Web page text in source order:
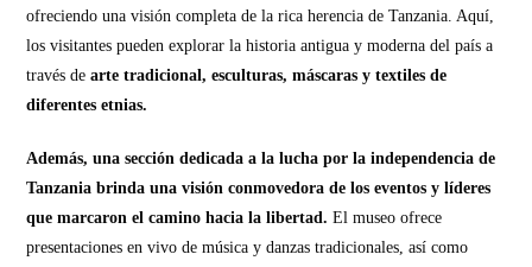
ofreciendo una visión completa de la rica herencia de Tanzania. Aquí,
los visitantes pueden explorar la historia antigua y moderna del país a
través dearte tradicional, esculturas, máscaras y textiles de
diferentes etnias.
Además, una sección dedicada a la lucha por la independencia de
Tanzania brinda una visión conmovedora de los eventos y líderes
que marcaron el camino hacia la libertad. El museo ofrece
presentaciones en vivo de música y danzas tradicionales, así como